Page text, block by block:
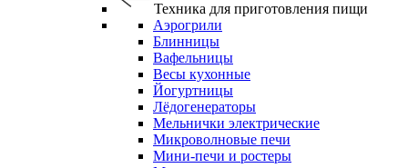
Техника для приготовления пищи
Аэрогрили
Блинницы
Вафельницы
Весы кухонные
Йогуртницы
Лёдогенераторы
Мельнички электрические
Микроволновые печи
Мини-печи и ростеры